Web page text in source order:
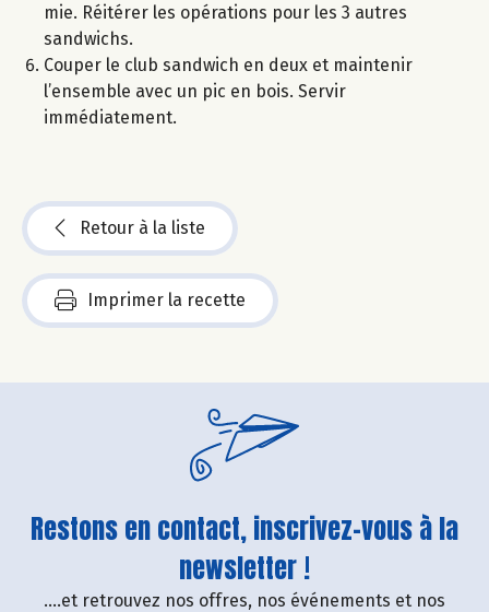
mie. Réitérer les opérations pour les 3 autres
sandwichs.
Couper le club sandwich en deux et maintenir
l’ensemble avec un pic en bois. Servir
immédiatement.
Retour à la liste
Imprimer la recette
Restons en contact, inscrivez-vous à la
newsletter !
....et retrouvez nos offres, nos événements et nos